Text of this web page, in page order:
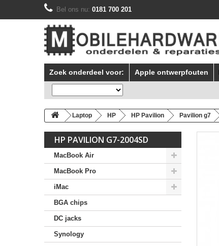
Bel ons nu: 0181 700 201
Zoek onderdeel voor: Apple ontwerpfouten
Laptop HP HP Pavilion Pavilion g7
HP PAVILION G7-2004SD
MacBook Air
MacBook Pro
iMac
BGA chips
DC jacks
Synology